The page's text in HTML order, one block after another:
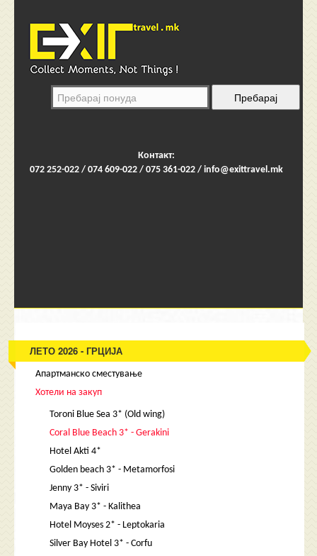
Контакт:
072 252-022 / 074 609-022 / 075 361-022 / info@exittravel.mk
ЛЕТО 2026 - ГРЦИЈА
Апартманско сместување
Хотели на закуп
Toroni Blue Sea 3* (Old wing)
Coral Blue Beach 3* - Gerakini
Hotel Akti 4*
Golden beach 3* - Metamorfosi
Jenny 3* - Siviri
Maya Bay 3* - Kalithea
Hotel Moyses 2* - Leptokaria
Silver Bay Hotel 3* - Corfu